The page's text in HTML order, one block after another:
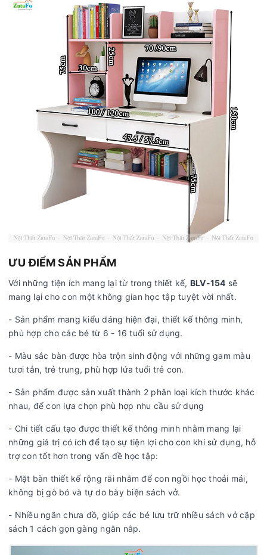
ƯU ĐIỂM SẢN PHẨM
Với những tiện ích mang lại từ trong thiết kế, BLV-154 sẽ
mang lại cho con một không gian học tập tuyệt vời nhất.
- Sản phẩm mang kiểu dáng hiện đại, thiết kế thông minh,
phù hợp cho các bé từ 6 - 16 tuổi sử dụng.
- Màu sắc bàn được hòa trộn sinh động với những gam màu
tươi tắn, trẻ trung, phù hợp lứa tuổi trẻ con.
- Sản phẩm được sản xuất thành 2 phân loại kích thước khác
nhau, để con lựa chọn phù hợp nhu cầu sử dụng
- Chi tiết cấu tạo được thiết kế thông minh nhằm mang lại
những giá trị có ích để tạo sự tiện lợi cho con khi sử dụng, hỗ
trợ con tốt hơn trong vấn đề học tập:
- Mặt bàn thiết kế rộng rãi nhằm để con ngồi học thoải mái,
không bị gò bó và tự do bày biện sách vở.
- Nhiều ngăn chưa đồ, giúp các bé lưu trữ nhiều sách vở cặp
sách 1 cách gọn gàng ngăn nắp.